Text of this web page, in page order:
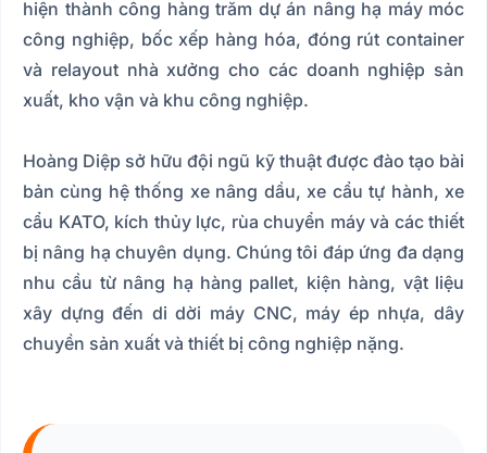
hiện thành công hàng trăm dự án nâng hạ máy móc
công nghiệp, bốc xếp hàng hóa, đóng rút container
và relayout nhà xưởng cho các doanh nghiệp sản
xuất, kho vận và khu công nghiệp.
Hoàng Diệp sở hữu đội ngũ kỹ thuật được đào tạo bài
bản cùng hệ thống xe nâng dầu, xe cẩu tự hành, xe
cẩu KATO, kích thủy lực, rùa chuyển máy và các thiết
bị nâng hạ chuyên dụng. Chúng tôi đáp ứng đa dạng
nhu cầu từ nâng hạ hàng pallet, kiện hàng, vật liệu
xây dựng đến di dời máy CNC, máy ép nhựa, dây
chuyền sản xuất và thiết bị công nghiệp nặng.